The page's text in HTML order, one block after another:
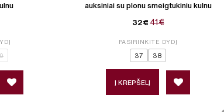
auksiniai su plonu smeigtukiniu kulnu
32€ 41€
PASIRINKITE DYDĮ
37 38
Į KREPŠELĮ